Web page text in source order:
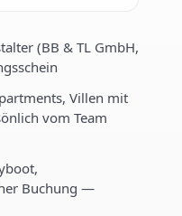
(BB & TL GmbH,
Villen mit
vom Team
Buchung —